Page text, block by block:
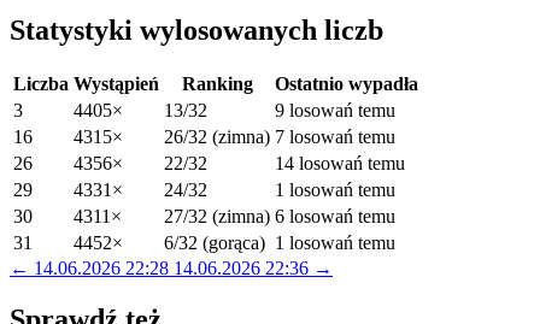
Statystyki wylosowanych liczb
Liczba Wystąpień Ranking
Ostatnio wypadła
3
4405× 13/32
9 losowań temu
16
4315× 26/32 (zimna) 7 losowań temu
26
4356× 22/32
14 losowań temu
29
4331× 24/32
1 losowań temu
30
4311× 27/32 (zimna) 6 losowań temu
31
4452× 6/32 (gorąca) 1 losowań temu
← 14.06.2026 22:28 14.06.2026 22:36 →